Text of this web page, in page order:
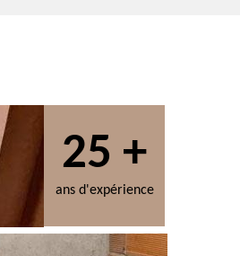
25 +
ans d'expérience